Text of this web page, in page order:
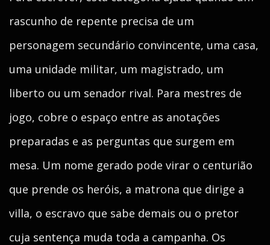
rascunho de repente precisa de um
personagem secundário convincente, uma casa,
uma unidade militar, um magistrado, um
liberto ou um senador rival. Para mestres de
jogo, cobre o espaço entre as anotações
preparadas e as perguntas que surgem em
mesa. Um nome gerado pode virar o centurião
que prende os heróis, a matrona que dirige a
villa, o escravo que sabe demais ou o pretor
cuja sentença muda toda a campanha. Os